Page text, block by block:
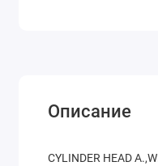
Описание
CYLINDER HEAD